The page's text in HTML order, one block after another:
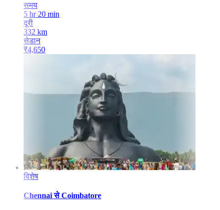
समय
5 hr 20 min
दूरी
332 km
सेडान
₹4,650
विशेष
Chennai से Coimbatore